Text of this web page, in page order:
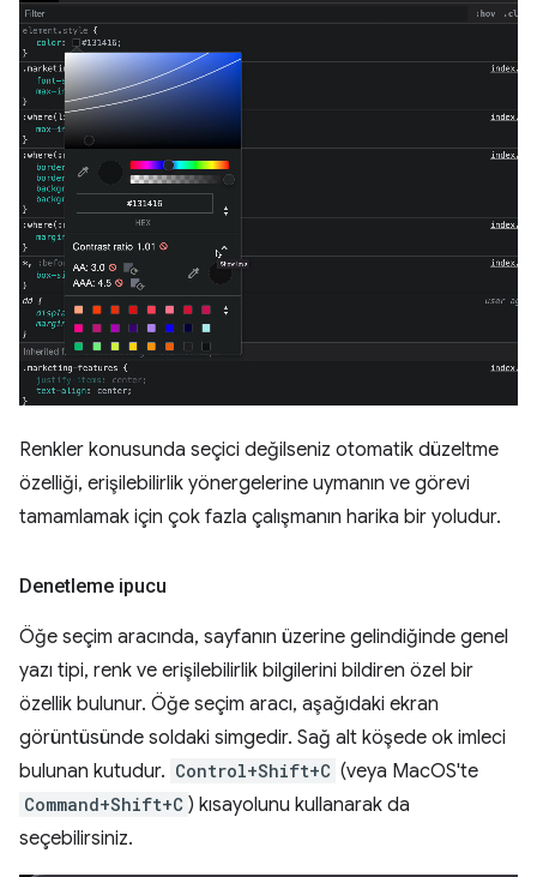
Renkler konusunda seçici değilseniz otomatik düzeltme
özelliği, erişilebilirlik yönergelerine uymanın ve görevi
tamamlamak için çok fazla çalışmanın harika bir yoludur.
Denetleme ipucu
Öğe seçim aracında, sayfanın üzerine gelindiğinde genel
yazı tipi, renk ve erişilebilirlik bilgilerini bildiren özel bir
özellik bulunur. Öğe seçim aracı, aşağıdaki ekran
görüntüsünde soldaki simgedir. Sağ alt köşede ok imleci
bulunan kutudur. Control+Shift+C (veya MacOS'te
Command+Shift+C ) kısayolunu kullanarak da
seçebilirsiniz.